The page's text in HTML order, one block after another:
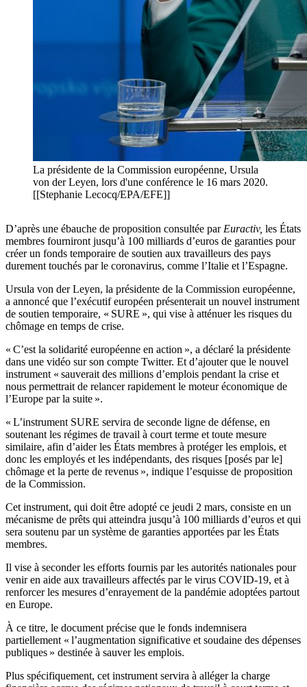
La présidente de la Commission européenne, Ursula
von der Leyen, lors d'une conférence le 16 mars 2020.
[[Stephanie Lecocq/EPA/EFE]]
D’après une ébauche de proposition consultée par Euractiv, les États
membres fourniront jusqu’à 100 milliards d’euros de garanties pour
créer un fonds temporaire de soutien aux travailleurs des pays
durement touchés par le coronavirus, comme l’Italie et l’Espagne.
Ursula von der Leyen, la présidente de la Commission européenne,
a annoncé que l’exécutif européen présenterait un nouvel instrument
de soutien temporaire, « SURE », qui vise à atténuer les risques du
chômage en temps de crise.
« C’est la solidarité européenne en action », a déclaré la présidente
dans une vidéo sur son compte Twitter. Et d’ajouter que le nouvel
instrument « sauverait des millions d’emplois pendant la crise et
nous permettrait de relancer rapidement le moteur économique de
l’Europe par la suite ».
« L’instrument SURE servira de seconde ligne de défense, en
soutenant les régimes de travail à court terme et toute mesure
similaire, afin d’aider les États membres à protéger les emplois, et
donc les employés et les indépendants, des risques [posés par le]
chômage et la perte de revenus », indique l’esquisse de proposition
de la Commission.
Cet instrument, qui doit être adopté ce jeudi 2 mars, consiste en un
mécanisme de prêts qui atteindra jusqu’à 100 milliards d’euros et qui
sera soutenu par un système de garanties apportées par les États
membres.
Il vise à seconder les efforts fournis par les autorités nationales pour
venir en aide aux travailleurs affectés par le virus COVID-19, et à
renforcer les mesures d’enrayement de la pandémie adoptées partout
en Europe.
À ce titre, le document précise que le fonds indemnisera
partiellement « l’augmentation significative et soudaine des dépenses
publiques » destinée à sauver les emplois.
Plus spécifiquement, cet instrument servira à alléger la charge